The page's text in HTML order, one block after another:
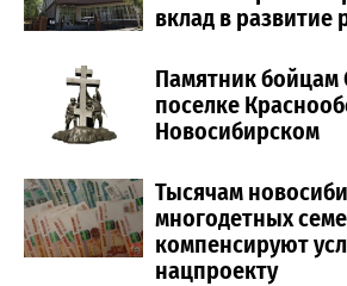
вклад в развитие
Памятник бойцам
поселке
Новосибирском
Тысячам
многодетных
компенсируют
нацпроекту